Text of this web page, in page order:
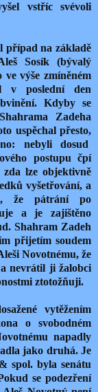
vstříc svévoli
případ na základě
Sosík (bývalý
výše zmíněném
v poslední den
Kdyby se
Zadeha
uspěchal přesto,
nebyli dosud
postupu čpí
lze objektivně
vyšetřování, a
že pátrání po
a je zajištěno
Shahram Zadeh
přijetím soudem
Novotnému, že
nevrátil ji žalobci
ztotožňuji.
vytěžením
o svobodném
napadly
jako druhá. Je
spol. byla senátu
se podezření